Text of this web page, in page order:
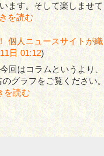
ます。そして楽しませ
を読む
個人ニュースサイトが
日 01:12)
回はコラムというより
グラフをご覧くださ
を読む